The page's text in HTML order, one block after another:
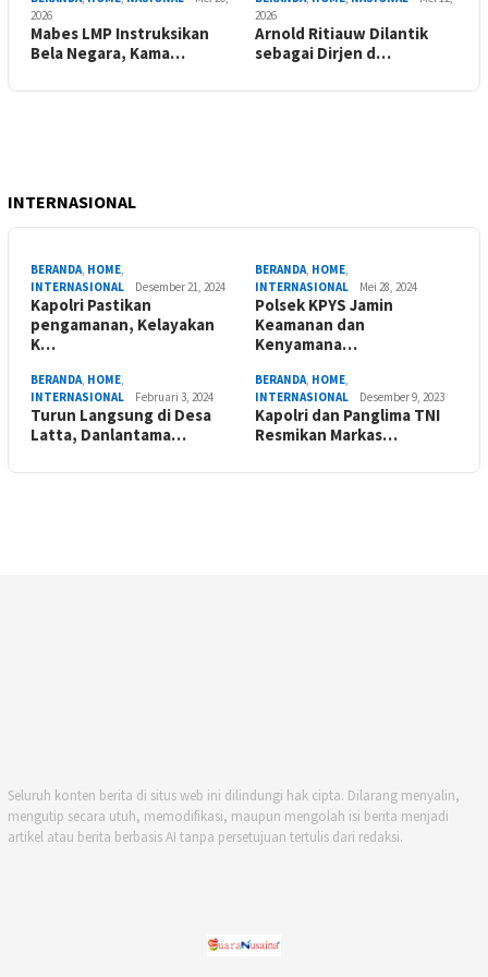
2026
Mabes LMP Instruksikan
Bela Negara, Kama…
2026
Arnold Ritiauw Dilantik
sebagai Dirjen d…
INTERNASIONAL
BERANDA, HOME,
INTERNASIONAL
Desember 21, 2024
Kapolri Pastikan
pengamanan, Kelayakan
K…
BERANDA, HOME,
INTERNASIONAL
Mei 28, 2024
Polsek KPYS Jamin
Keamanan dan
Kenyamana…
BERANDA, HOME,
INTERNASIONAL
Februari 3, 2024
Turun Langsung di Desa
Latta, Danlantama…
BERANDA, HOME,
INTERNASIONAL
Desember 9, 2023
Kapolri dan Panglima TNI
Resmikan Markas…
Seluruh konten berita di situs web ini dilindungi hak cipta. Dilarang menyalin,
mengutip secara utuh, memodifikasi, maupun mengolah isi berita menjadi
artikel atau berita berbasis AI tanpa persetujuan tertulis dari redaksi.